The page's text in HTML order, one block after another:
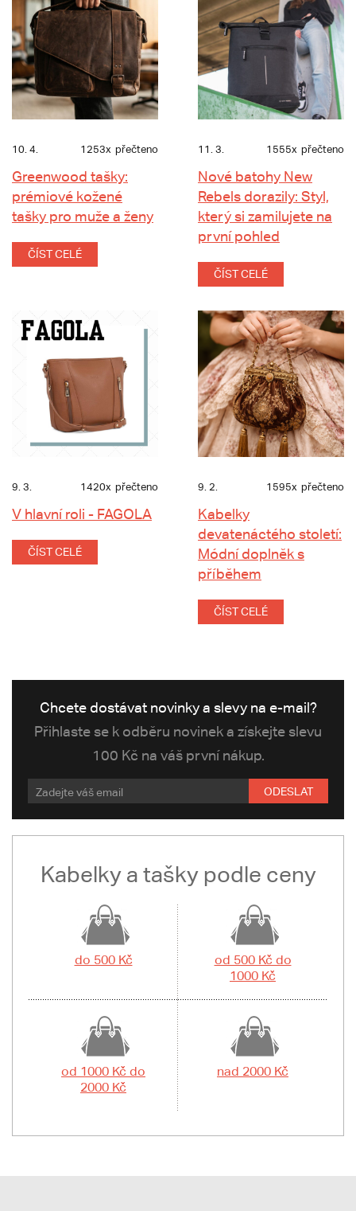
10. 4. 1253x přečteno
Greenwood tašky:
prémiové kožené
tašky pro muže a ženy
ČÍST CELÉ
11. 3. 1555x přečteno
Nové batohy New
Rebels dorazily: Styl,
který si zamilujete na
první pohled
ČÍST CELÉ
9. 3. 1420x přečteno
V hlavní roli - FAGOLA
ČÍST CELÉ
9. 2. 1595x přečteno
Kabelky
devatenáctého století:
Módní doplněk s
příběhem
ČÍST CELÉ
Chcete dostávat novinky a slevy na e-mail?
Přihlaste se k odběru novinek a získejte slevu
100 Kč na váš první nákup.
ODESLAT
Kabelky a tašky podle ceny
do 500 Kč
od 500 Kč do
1000 Kč
od 1000 Kč do
2000 Kč
nad 2000 Kč